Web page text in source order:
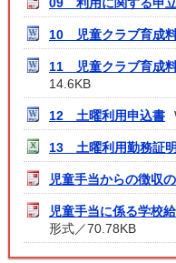
10 児童クラブ育成
11 児童クラブ育成
14.6KB
12 土曜利用申込書
13 土曜利用勤務証
児童手当からの徴収
児童手当に係る学校
形式／70.78KB